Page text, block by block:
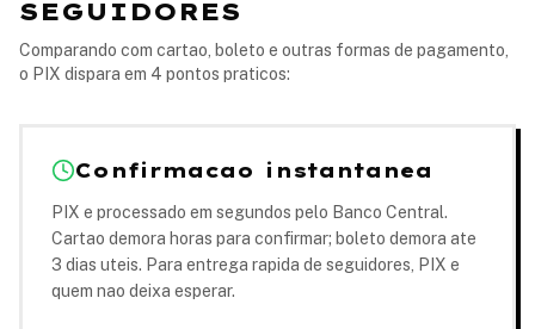
SEGUIDORES
Comparando com cartao, boleto e outras formas de pagamento,
o PIX dispara em 4 pontos praticos:
Confirmacao instantanea
PIX e processado em segundos pelo Banco Central.
Cartao demora horas para confirmar; boleto demora ate
3 dias uteis. Para entrega rapida de seguidores, PIX e
quem nao deixa esperar.